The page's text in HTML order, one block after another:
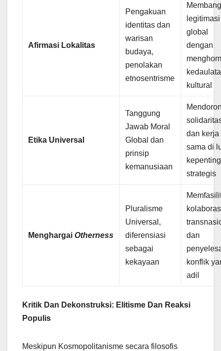
Afirmasi Lokalitas
Pengakuan
identitas dan
warisan
budaya,
penolakan
etnosentrisme
legitimasi
global
dengan
kultural
Etika Universal
Tanggung
Jawab Moral
Global dan
prinsip
kemanusiaan
dan kerja
sama di
strategis
MenghargaiOtherness
Pluralisme
Universal,
diferensiasi
sebagai
kekayaan
dan
konflik
adil
Kritik Dan Dekonstruksi: Elitisme Dan Reaksi
Populis
Meskipun Kosmopolitanisme secara filosofis